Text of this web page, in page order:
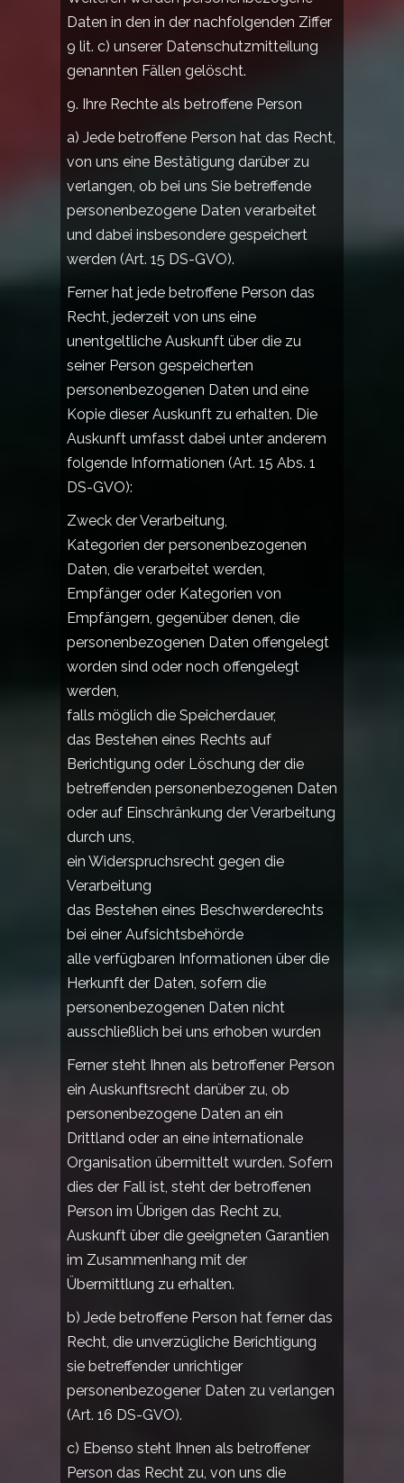
Daten in den in der nachfolgenden Ziffer
9 lit. c) unserer Datenschutzmitteilung
genannten Fällen gelöscht.
9. Ihre Rechte als betroffene Person
a) Jede betroffene Person hat das Recht,
von uns eine Bestätigung darüber zu
verlangen, ob bei uns Sie betreffende
personenbezogene Daten verarbeitet
und dabei insbesondere gespeichert
werden (Art. 15 DS-GVO).
Ferner hat jede betroffene Person das
Recht, jederzeit von uns eine
unentgeltliche Auskunft über die zu
seiner Person gespeicherten
personenbezogenen Daten und eine
Kopie dieser Auskunft zu erhalten. Die
Auskunft umfasst dabei unter anderem
folgende Informationen (Art. 15 Abs. 1
DS-GVO):
Zweck der Verarbeitung,
Kategorien der personenbezogenen
Daten, die verarbeitet werden,
Empfänger oder Kategorien von
Empfängern, gegenüber denen, die
personenbezogenen Daten offengelegt
worden sind oder noch offengelegt
werden,
falls möglich die Speicherdauer,
das Bestehen eines Rechts auf
Berichtigung oder Löschung der die
betreffenden personenbezogenen Daten
oder auf Einschränkung der Verarbeitung
durch uns,
ein Widerspruchsrecht gegen die
Verarbeitung
das Bestehen eines Beschwerderechts
bei einer Aufsichtsbehörde
alle verfügbaren Informationen über die
Herkunft der Daten, sofern die
personenbezogenen Daten nicht
ausschließlich bei uns erhoben wurden
Ferner steht Ihnen als betroffener Person
ein Auskunftsrecht darüber zu, ob
personenbezogene Daten an ein
Drittland oder an eine internationale
Organisation übermittelt wurden. Sofern
dies der Fall ist, steht der betroffenen
Person im Übrigen das Recht zu,
Auskunft über die geeigneten Garantien
im Zusammenhang mit der
Übermittlung zu erhalten.
b) Jede betroffene Person hat ferner das
Recht, die unverzügliche Berichtigung
sie betreffender unrichtiger
personenbezogener Daten zu verlangen
(Art. 16 DS-GVO).
c) Ebenso steht Ihnen als betroffener
Person das Recht zu, von uns die